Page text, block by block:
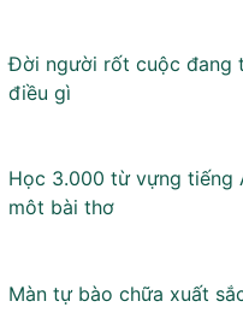
Đời người rốt cuộc đang
điều gì
Học 3.000 từ vựng tiếng
môt bài thơ
Màn tự bào chữa xuất